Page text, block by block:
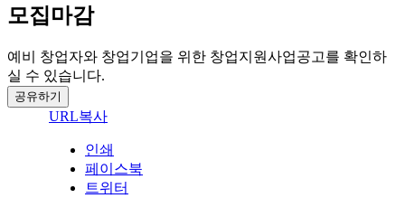
모집마감
예비 창업자와 창업기업을 위한 창업지원사업공고를 확인하
실 수 있습니다.
공유하기
URL복사
인쇄
페이스북
트위터